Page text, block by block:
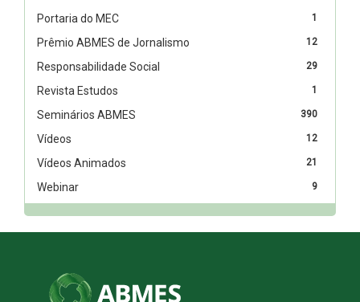
1
Portaria do MEC
12
Prêmio ABMES de Jornalismo
29
Responsabilidade Social
1
Revista Estudos
390
Seminários ABMES
12
Vídeos
21
Vídeos Animados
9
Webinar